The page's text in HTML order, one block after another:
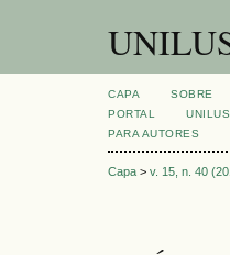
CAPA SOBRE
PORTAL
UNILUS
PARA AUTORES
Capa > v. 15, n. 40